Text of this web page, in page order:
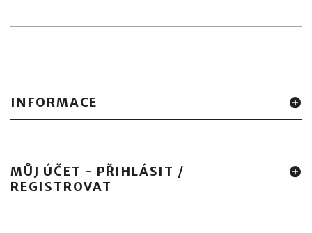
INFORMACE
MŮJ ÚČET - PŘIHLÁSIT /
REGISTROVAT